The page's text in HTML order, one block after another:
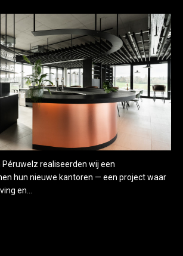
Péruwelz realiseerden wij een
hun nieuwe kantoren — een project waar
en...